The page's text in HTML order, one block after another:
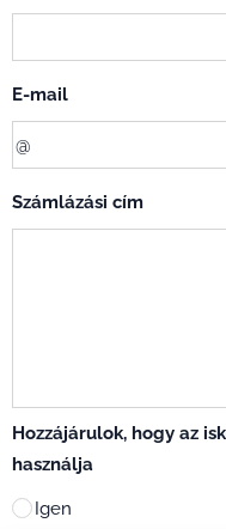
E-mail
Számlázási cím
Hozzájárulok, hogy az
használja
Igen